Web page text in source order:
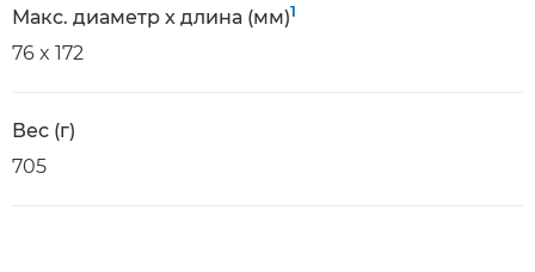
Макс. диаметр x длина (мм)1
76 x 172
Вес (г)
705